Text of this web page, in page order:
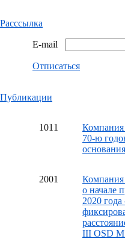
Расссылка
E-mail
Отписаться
Публикации
1011
Компания
70-ю
2001
Компания
о начале
2020 года
III OSD